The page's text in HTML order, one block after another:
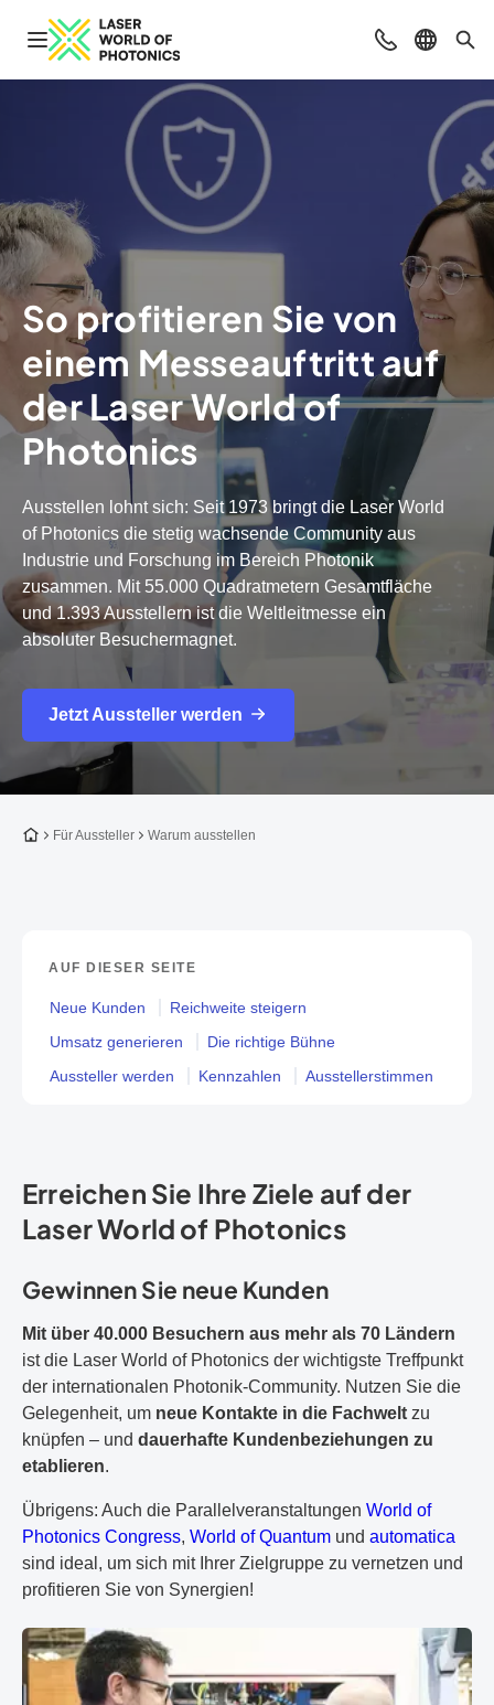
Navigation öffnen Beratung &
Sprache
So profitieren Sie von
einem Messeauftritt auf
der Laser World of
Photonics
Ausstellen lohnt sich: Seit 1973 bringt die Laser World
of Photonics die stetig wachsende Community aus
Industrie und Forschung im Bereich Photonik
zusammen. Mit 55.000 Quadratmetern Gesamtfläche
und 1.393 Ausstellern ist die Weltleitmesse ein
absoluter Besuchermagnet.
Jetzt Aussteller werden
Zur Startseite
Für Aussteller Warum ausstellen
AUF DIESER SEITE
Neue Kunden
Reichweite steigern
Umsatz generieren
Die richtige Bühne
Aussteller werden
Kennzahlen Ausstellerstimmen
Erreichen Sie Ihre Ziele auf der
Laser World of Photonics
Gewinnen Sie neue Kunden
Mit über 40.000 Besuchern aus mehr als 70 Ländern
ist die Laser World of Photonics der wichtigste Treffpunkt
der internationalen Photonik-Community. Nutzen Sie die
Gelegenheit, um neue Kontakte in die Fachwelt zu
knüpfen – und dauerhafte Kundenbeziehungen zu
etablieren.
Übrigens: Auch die Parallelveranstaltungen World of
Photonics Congress, World of Quantum und automatica
sind ideal, um sich mit Ihrer Zielgruppe zu vernetzen und
profitieren Sie von Synergien!